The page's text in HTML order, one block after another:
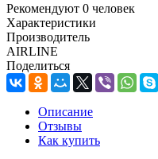
Рекомендуют 0 человек
Характеристики
Производитель
AIRLINE
Поделиться
Описание
Отзывы
Как купить